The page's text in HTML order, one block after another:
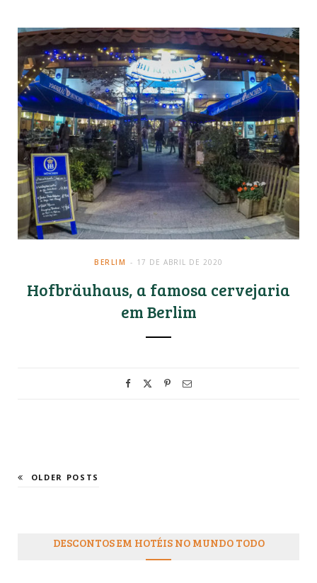
BERLIM 17 DE ABRIL DE 2020
Hofbräuhaus, a famosa cervejaria
em Berlim
OLDER POSTS
DESCONTOS EM HOTÉIS NO MUNDO TODO